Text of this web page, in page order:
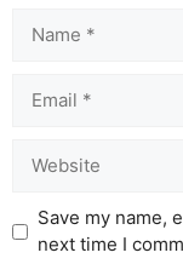
Save my name,
next time I